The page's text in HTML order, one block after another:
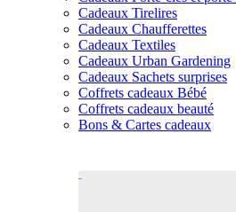
Cadeaux Tirelires
Cadeaux Chaufferettes
Cadeaux Textiles
Cadeaux Urban Gardening
Cadeaux Sachets surprises
Coffrets cadeaux Bébé
Coffrets cadeaux beauté
Bons & Cartes cadeaux